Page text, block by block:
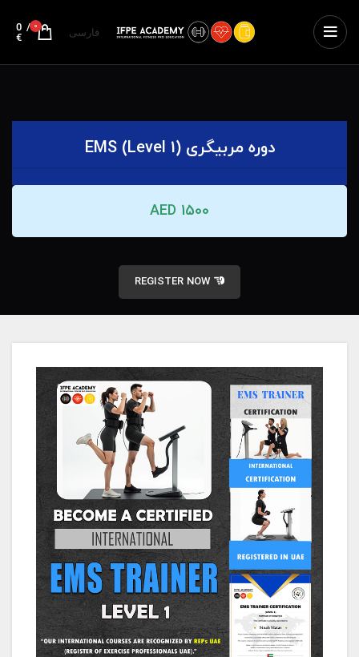
فارسی 0
/
0
€
دوره مربیگری (EMS (Level 1
1500 AED
REGISTER NOW